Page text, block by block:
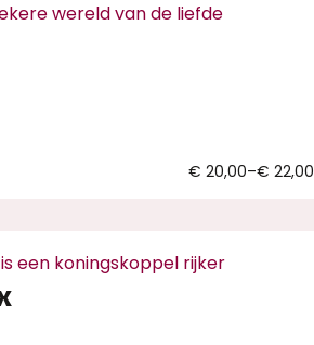
wereld van de liefde
€ 20,00–€ 22,00
een koningskoppel rijker